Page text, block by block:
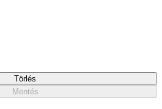
Törlés
Mentés